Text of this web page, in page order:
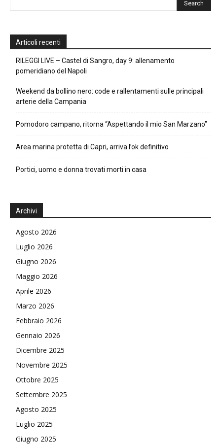
Articoli recenti
RILEGGI LIVE – Castel di Sangro, day 9: allenamento
pomeridiano del Napoli
Weekend da bollino nero: code e rallentamenti sulle principali
arterie della Campania
Pomodoro campano, ritorna “Aspettando il mio San Marzano”
Area marina protetta di Capri, arriva l’ok definitivo
Portici, uomo e donna trovati morti in casa
Archivi
Agosto 2026
Luglio 2026
Giugno 2026
Maggio 2026
Aprile 2026
Marzo 2026
Febbraio 2026
Gennaio 2026
Dicembre 2025
Novembre 2025
Ottobre 2025
Settembre 2025
Agosto 2025
Luglio 2025
Giugno 2025